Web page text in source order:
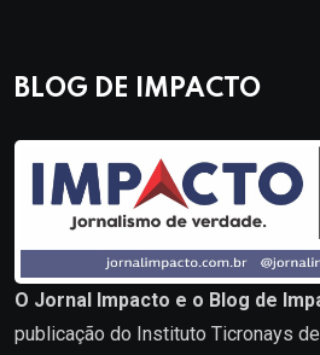
BLOG DE IMPACTO
O Jornal Impacto e o Blog de
publicação do Instituto Ticronays